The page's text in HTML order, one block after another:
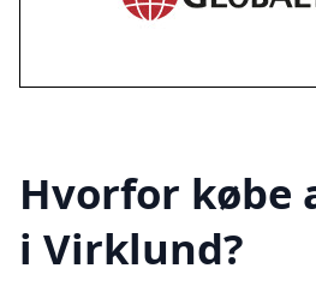
Hvorfor købe
i Virklund?